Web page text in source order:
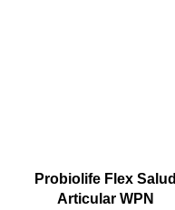
Probiolife Flex Salud
Articular WPN